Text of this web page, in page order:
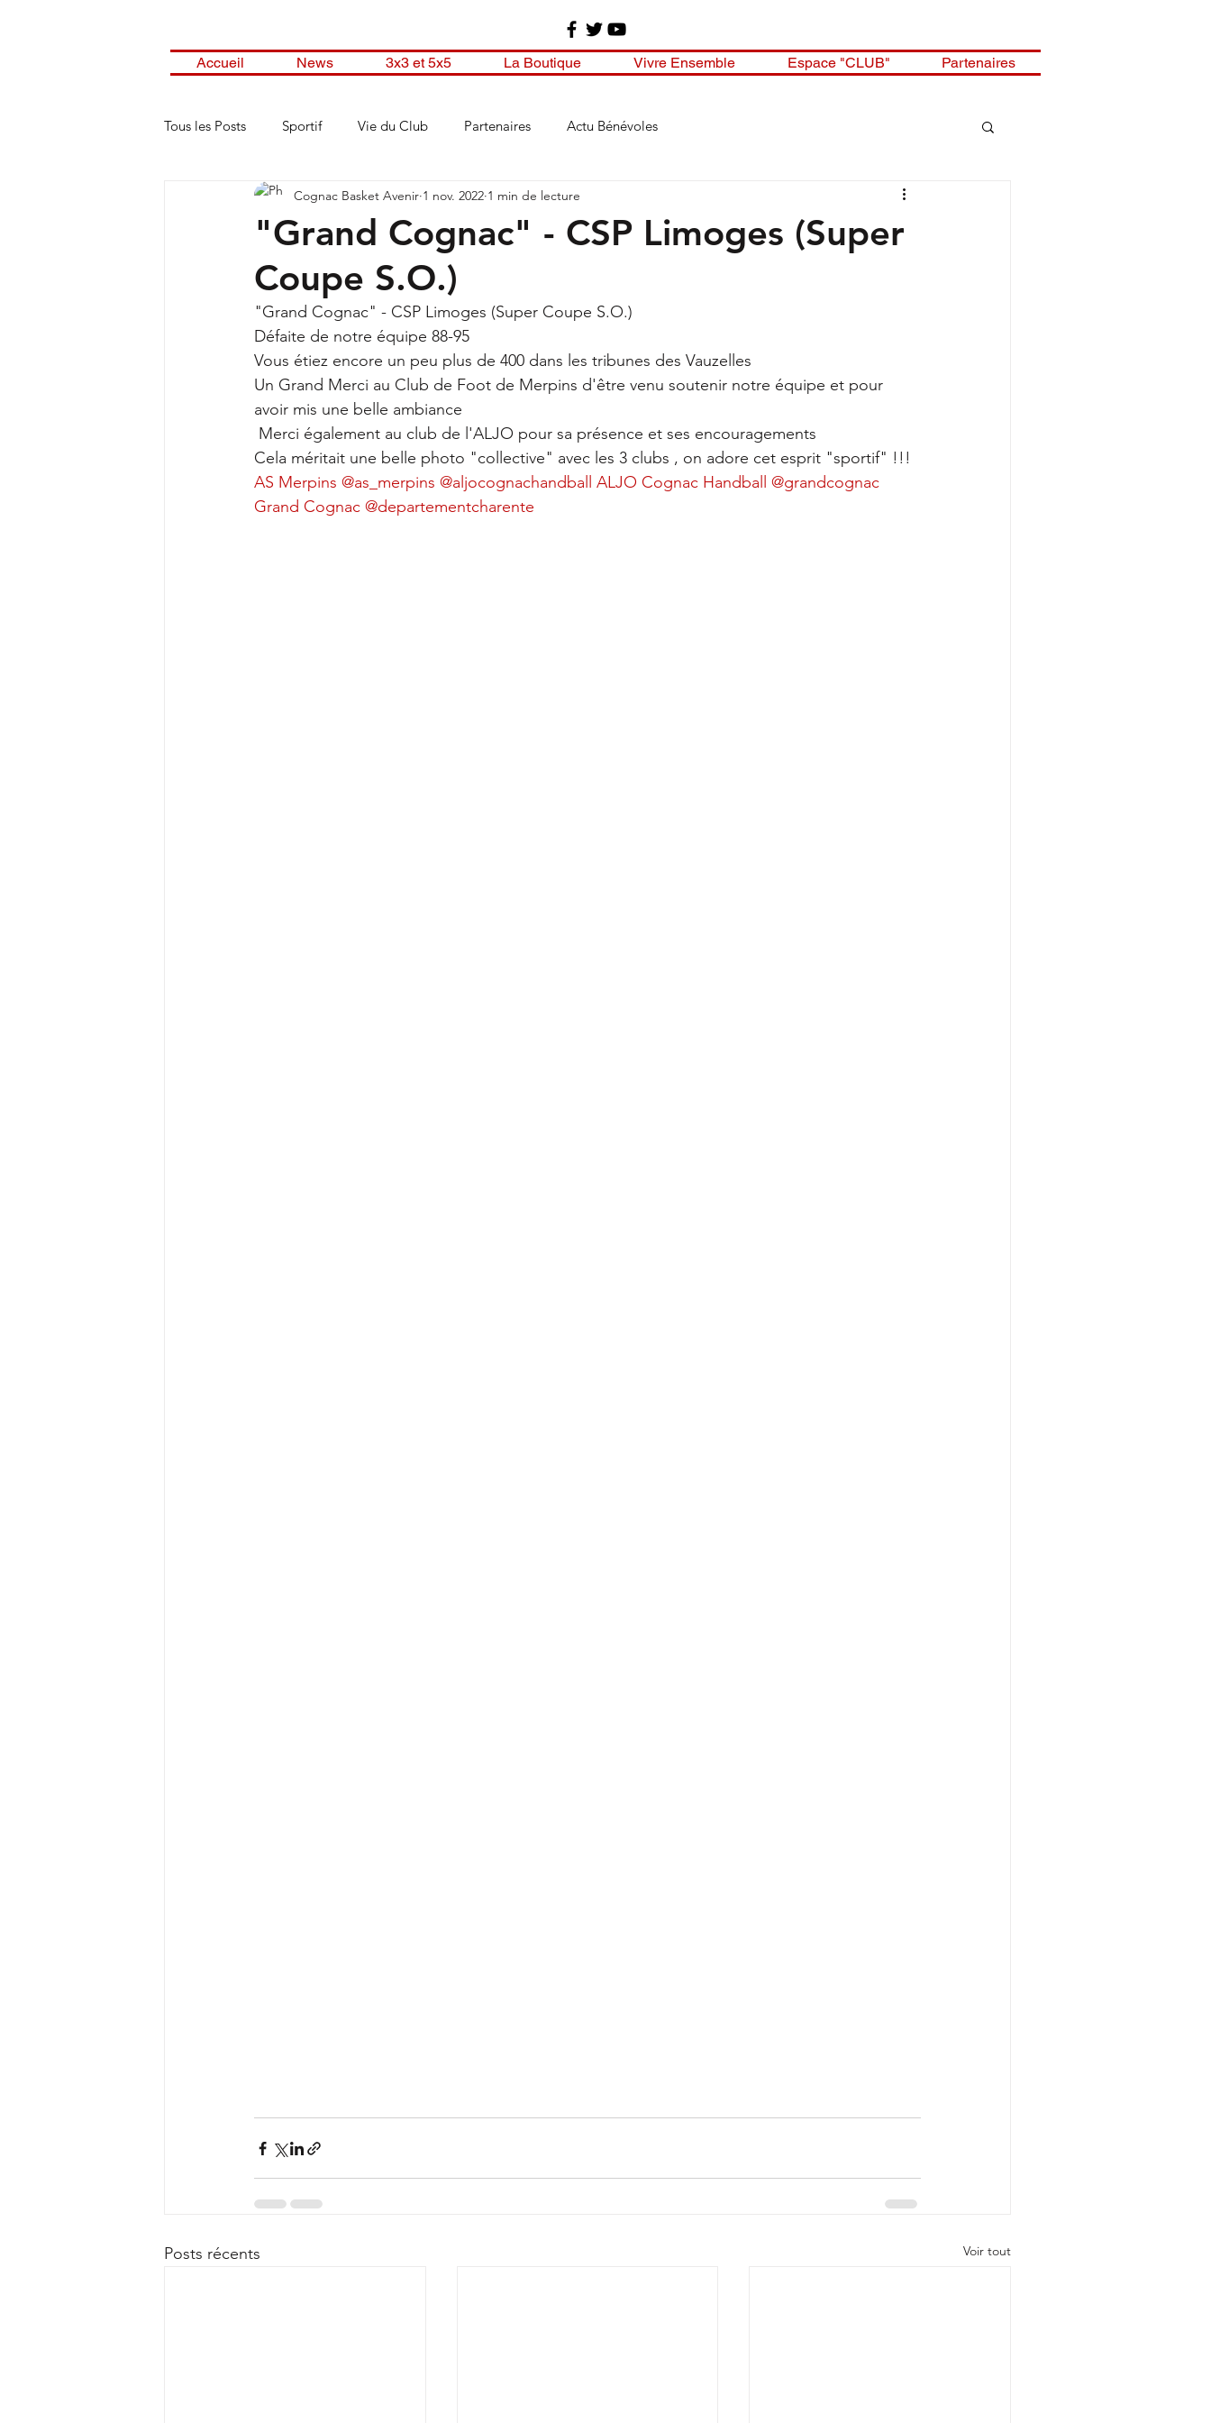
Accueil News 3x3 et 5x5 La Boutique Vivre Ensemble Espace "CLUB" Partenaires
Tous les Posts Sportif Vie du Club Partenaires Actu Bénévoles
"Grand Cognac" - CSP Limoges (Super
Coupe S.O.)
Cognac Basket Avenir 1 nov. 2022 1 min de lecture
"Grand Cognac" - CSP Limoges (Super Coupe S.O.)
Défaite de notre équipe 88-95
Vous étiez encore un peu plus de 400 dans les tribunes des Vauzelles
Un Grand Merci au Club de Foot de Merpins d'être venu soutenir notre équipe et pour
avoir mis une belle ambiance
Merci également au club de l'ALJO pour sa présence et ses encouragements
Cela méritait une belle photo "collective" avec les 3 clubs , on adore cet esprit "sportif" !!!
AS Merpins @as_merpins @aljocognachandball ALJO Cognac Handball
@grandcognac
Grand Cognac @departementcharente
Posts récents Voir tout